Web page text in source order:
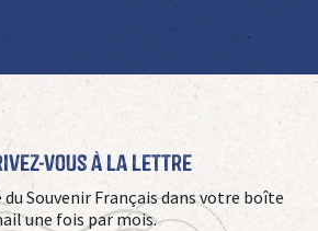
vous à La Lettre
du Souvenir Français dans votre boîte
une fois par mois.